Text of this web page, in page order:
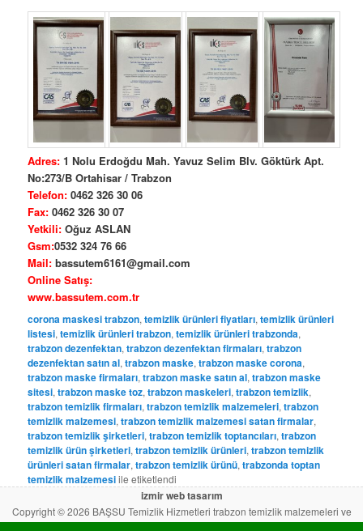
Adres: 1 Nolu Erdoğdu Mah. Yavuz Selim Blv. Göktürk Apt.
No:273/B Ortahisar / Trabzon
Telefon: 0462 326 30 06
Fax: 0462 326 30 07
Yetkili: Oğuz ASLAN
Gsm:0532 324 76 66
Mail: bassutem6161@gmail.com
Online Satış:
www.bassutem.com.tr
corona maskesi trabzon,temizlik ürünleri fiyatları,temizlik ürünleri
listesi,temizlik ürünleri trabzon,temizlik ürünleri trabzonda,
trabzon dezenfektan,trabzon dezenfektan firmaları,trabzon
dezenfektan satın al,trabzon maske,trabzon maske corona,
trabzon maske firmaları,trabzon maske satın al,trabzon maske
sitesi,trabzon maske toz,trabzon maskeleri,trabzon temizlik,
trabzon temizlik firmaları,trabzon temizlik malzemeleri,trabzon
temizlik malzemesi,trabzon temizlik malzemesi satan firmalar,
trabzon temizlik şirketleri,trabzon temizlik toptancıları,trabzon
temizlik ürün şirketleri,trabzon temizlik ürünleri,trabzon temizlik
ürünleri satan firmalar,trabzon temizlik ürünü,trabzonda toptan
temizlik malzemesiile etiketlendi
izmir web tasarım
Copyright © 2026 BAŞSU Temizlik Hizmetleri trabzon temizlik malzemeleri ve
trabzonda toptan temizlik malzemesi satışı yapmaktadır.